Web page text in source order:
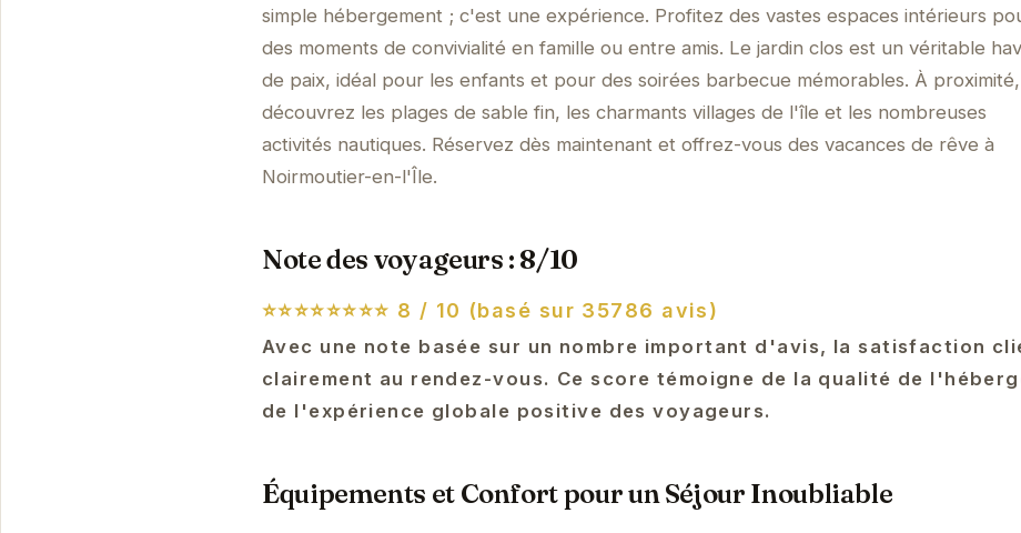
simple hébergement ; c'est une expérience. Profitez des vastes espaces intérieurs
des moments de convivialité en famille ou entre amis. Le jardin clos est un véritable
de paix, idéal pour les enfants et pour des soirées barbecue mémorables. À proximité,
découvrez les plages de sable fin, les charmants villages de l'île et les nombreuses
activités nautiques. Réservez dès maintenant et offrez-vous des vacances de rêve à
Noirmoutier-en-l'Île.
Note des voyageurs : 8/10
⭐⭐⭐⭐⭐⭐⭐⭐ 8 / 10 (basé sur 35786 avis)
Avec une note basée sur un nombre important d'avis, la satisfaction
clairement au rendez-vous. Ce score témoigne de la qualité de
de l'expérience globale positive des voyageurs.
Équipements et Confort pour un Séjour Inoubliable